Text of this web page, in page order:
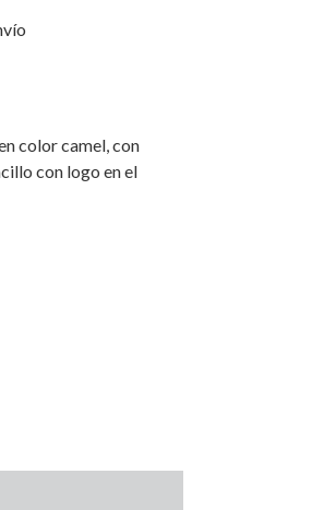
color camel, con
con logo en el